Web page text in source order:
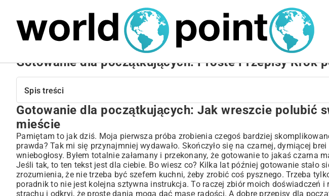
NIERUCHOMOŚCI
Gotowanie dla początkujących: Proste Przepisy Krok
Spis treści
Gotowanie dla początkujących: Jak wreszcie polubić swoją kuchnię i przestać jeść
Dlaczego w ogóle warto chwycić za garnek?
Zanim zaczniesz, czyli kuchenny niezbędnik laika
Proste ruchy, które zmieniają wszystko
No to do dzieła! Konkretne i łatwe przepisy
Gotuj mądrze, czyli zdrowo i tanio
Czas na zabawę – improwizuj i odkrywaj nowe smaki
Po prostu ciesz się jedzeniem!
Gotowanie dla początkujących: Jak wreszcie polubić
mieście
Pamiętam to jak dziś. Moja pierwsza próba zrobienia czegoś bardziej
prawda? Tak mi się przynajmniej wydawało. Skończyło się na czarnej, dymiącej
wniebogłosy. Byłem totalnie załamany i przekonany, że gotowanie to jakaś czarna
Jeśli tak, to ten tekst jest dla ciebie. Bo wiesz co? Kilka lat później gotowanie stało
zrozumienia, że nie trzeba być szefem kuchni, żeby zrobić coś pysznego. Trzeba
poradnik to nie jest kolejna sztywna instrukcja. To raczej zbiór moich doświadczeń
strachu i odkryj, że proste dania mogą dać masę radości. A dobre przepisy dla